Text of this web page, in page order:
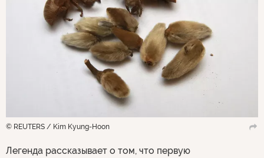
© REUTERS / Kim Kyung-Hoon
Легенда рассказывает о том, что первую